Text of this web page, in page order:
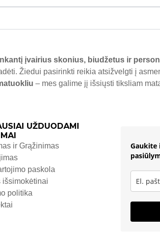
įvairius skonius, biudžetus ir
Žiedui pasirinkti reikia atsižvelgti į
– mes galime jį išsiųsti tiksliam
UŽDUODAMI
ir Grąžinimas
paskola
išsimokėtinai
politika
Gaukite